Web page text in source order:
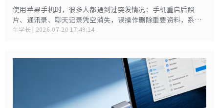
使用苹果手机时，很多人都遇到过突发情况：手机重启后照
片、通讯录、聊天记录凭空消失，误操作删除重要资料，系统
更新、刷机后数据全部清空，或是手机卡顿闪退导致资料丢
牛学长 | 2026-07-20 17:49:14